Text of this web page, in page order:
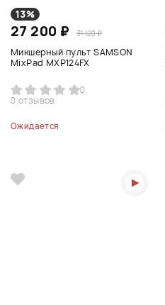
13%
27 200 ₽ 31 120 ₽
Микшерный пульт SAMSON
MixPad MXP124FX
0
0 отзывов
Ожидается